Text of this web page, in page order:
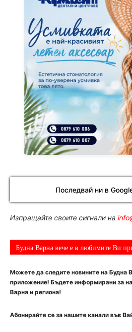
Последвай ни в
Изпращайте своите сигнали на
Будна Варна вече е в любимите Ви
Можете да следите новините на Будна
приложение! Бъдете информирани за
Варна и региона!
Абонирайте се за нашите канали във